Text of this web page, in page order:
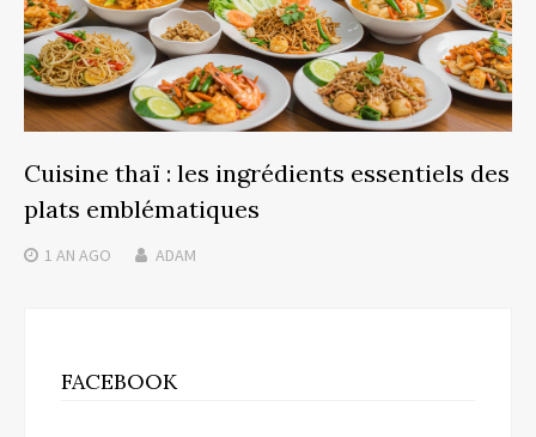
Cuisine thaï : les ingrédients essentiels des
plats emblématiques
1 AN AGO ADAM
FACEBOOK